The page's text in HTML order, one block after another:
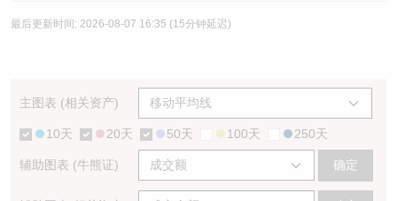
最后更新时间: 2026-08-07 16:35 (15分钟延迟)
主图表 (相关资产)
10天 20天 50天 100天 250天
辅助图表 (牛熊证) 确定